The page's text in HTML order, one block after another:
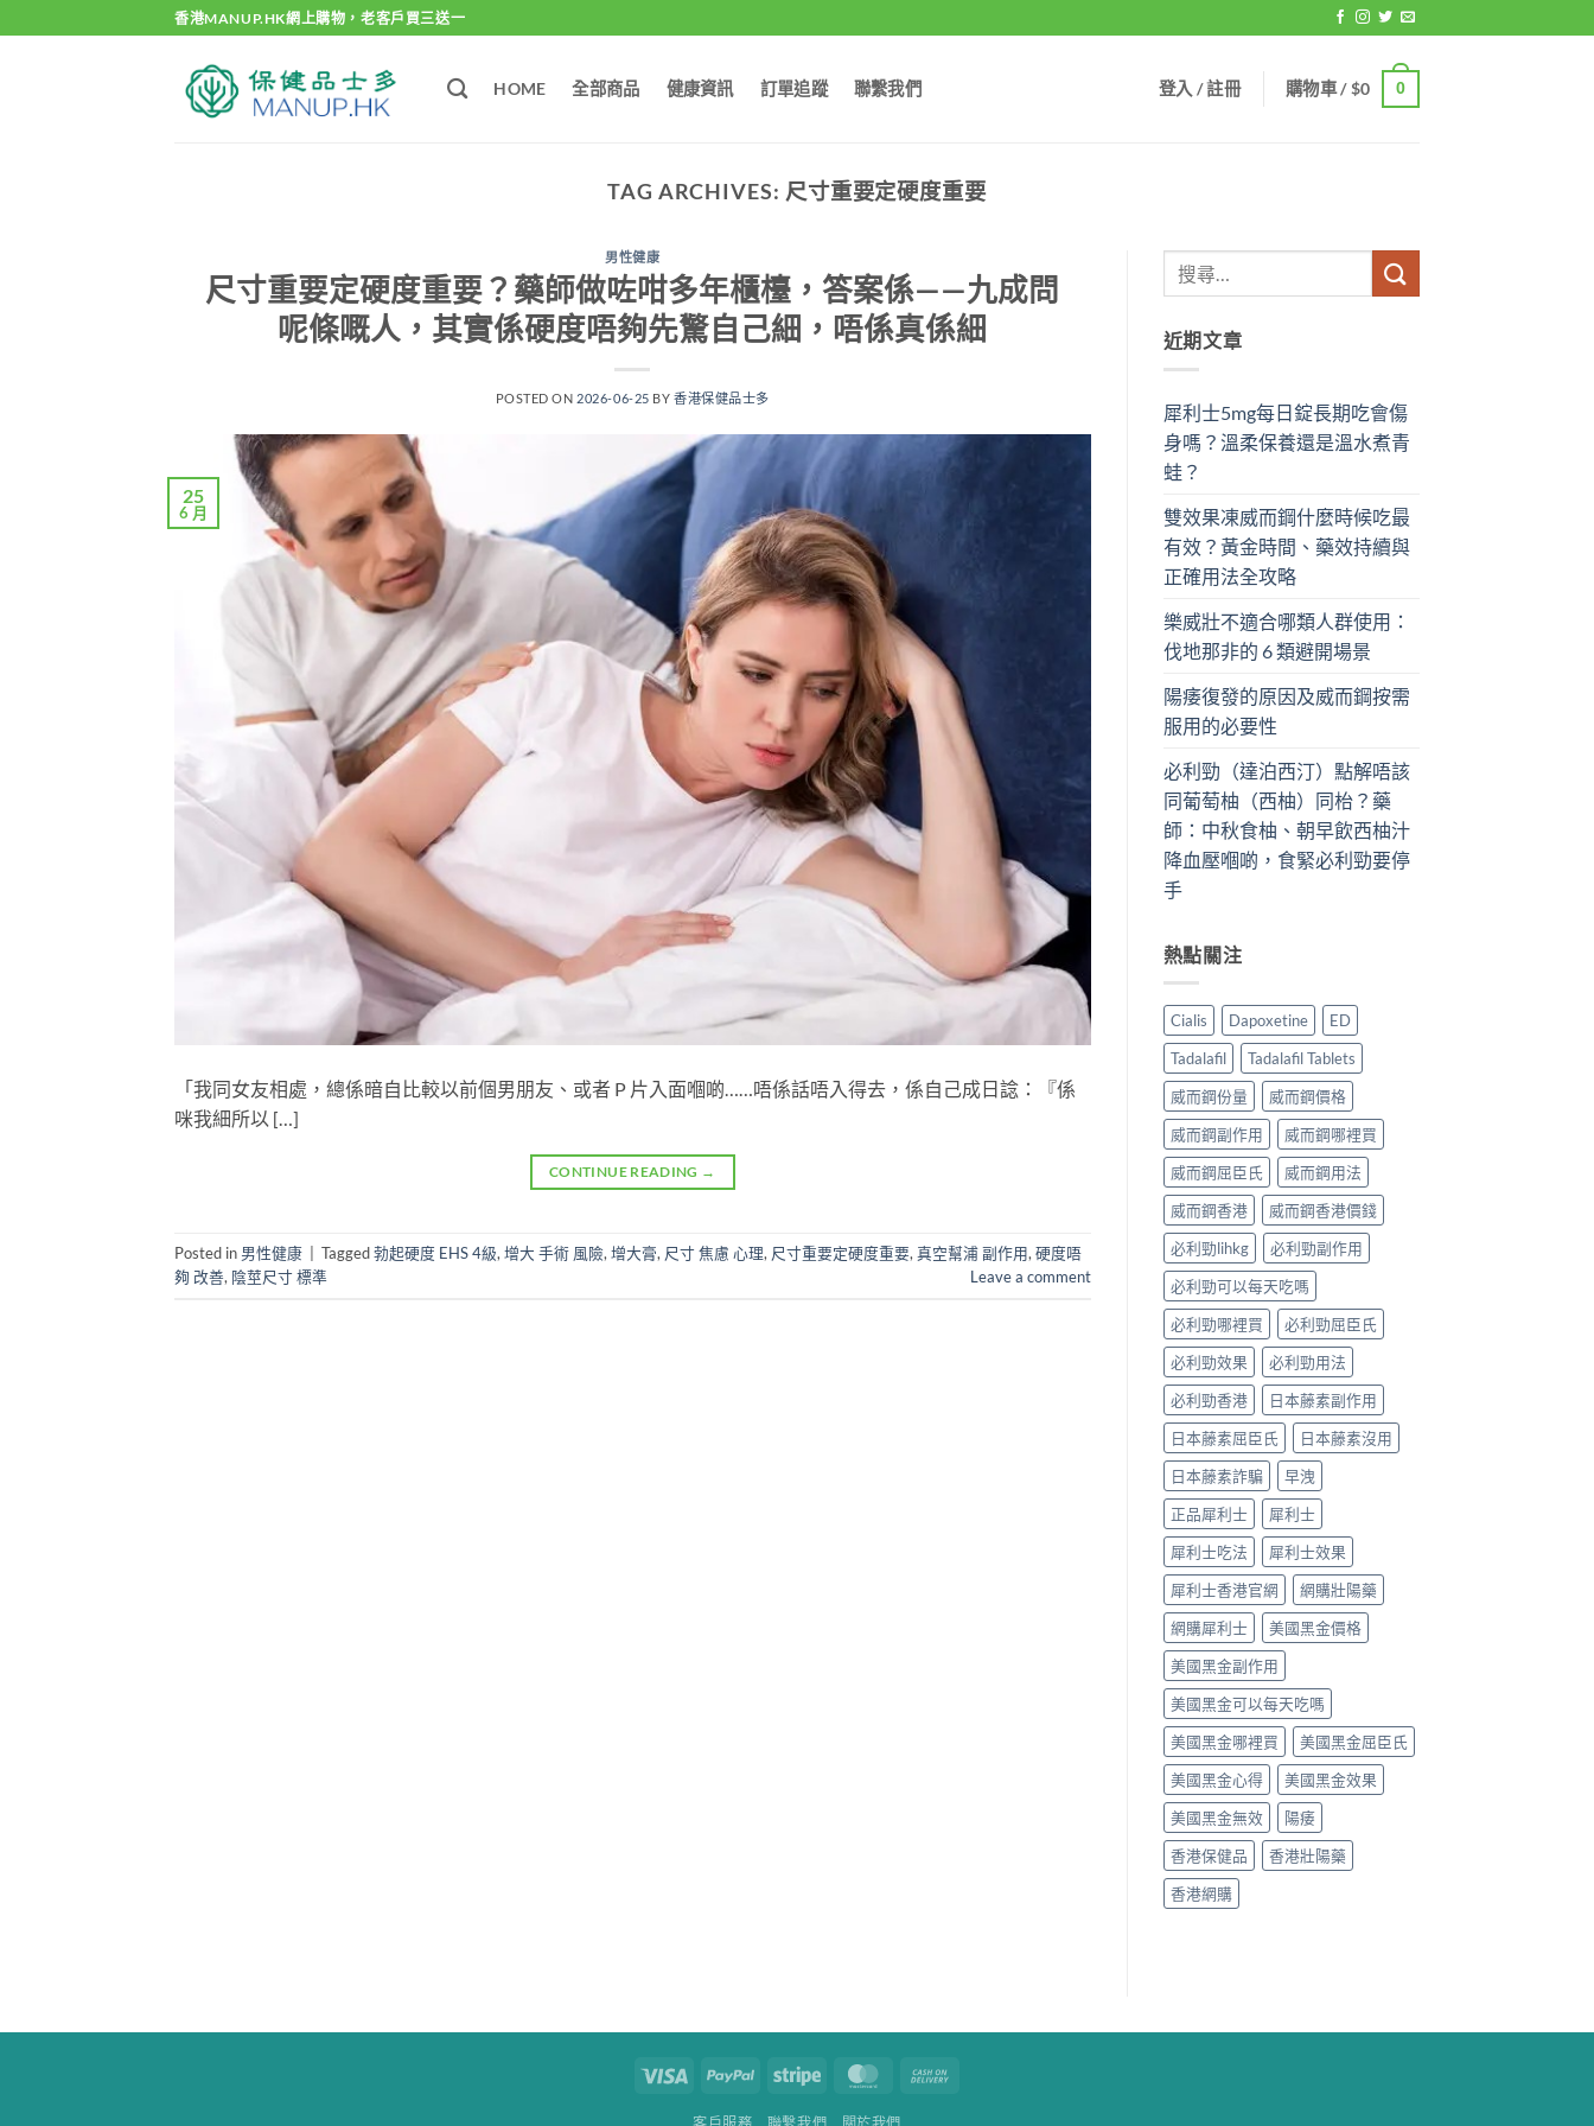
to
香港MANUP.HK網上購物，老客戶買三送一
HOME 全部商品 健康資訊 訂單追蹤 聯繫我們 登入 / 註冊 購物車 /$0 0
TAG ARCHIVES: 尺寸重要定硬度重要
男性健康
尺寸重要定硬度重要？藥師做咗咁多年櫃檯，答案係——九成問
呢條嘅人，其實係硬度唔夠先驚自己細，唔係真係細
POSTED ON 2026-06-25 BY香港保健品士多
25
6 月
「我同女友相處，總係暗自比較以前個男朋友、或者 P 片入面嗰啲……唔係話唔入得去，係自己成日諗：『係
咪我細所以 […]
CONTINUE READING →
Posted in 男性健康 Tagged勃起硬度 EHS 4級, 增大 手術 風險, 增大膏, 尺寸 焦慮 心理, 尺寸重要定硬度重要, 真空幫浦 副作用, 硬度唔
夠 改善, 陰莖尺寸 標準 Leave a comment
近期文章
犀利士5mg每日錠長期吃會傷
身嗎？溫柔保養還是溫水煮青
蛙？
雙效果凍威而鋼什麼時候吃最
有效？黃金時間、藥效持續與
正確用法全攻略
樂威壯不適合哪類人群使用：
伐地那非的 6 類避開場景
陽痿復發的原因及威而鋼按需
服用的必要性
必利勁（達泊西汀）點解唔該
同葡萄柚（西柚）同枱？藥
師：中秋食柚、朝早飲西柚汁
降血壓嗰啲，食緊必利勁要停
手
熱點關注
Cialis Dapoxetine
ED
Tadalafil
Tadalafil Tablets
威而鋼份量
威而鋼價格
威而鋼副作用
威而鋼哪裡買
威而鋼屈臣氏
威而鋼用法
威而鋼香港
威而鋼香港價錢
必利勁lihkg
必利勁副作用
必利勁可以每天吃嗎
必利勁哪裡買
必利勁屈臣氏
必利勁效果
必利勁用法
必利勁香港
日本藤素副作用
日本藤素屈臣氏
日本藤素沒用
日本藤素詐騙
早洩
正品犀利士
犀利士
犀利士吃法
犀利士效果
犀利士香港官網
網購壯陽藥
網購犀利士
美國黑金價格
美國黑金副作用
美國黑金可以每天吃嗎
美國黑金哪裡買
美國黑金屈臣氏
美國黑金心得
美國黑金效果
美國黑金無效
陽痿
香港保健品
香港壯陽藥
香港網購
Visa PayPal Stripe MasterCard